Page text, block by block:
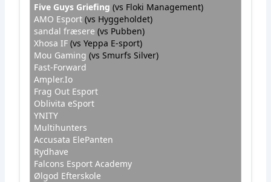
Five Guys Griefing (vs Floki Management)
AMO Esport(vs Hyggeholdet)
sandal fræsere (vs Pubben)
Xhosa IF (vs Yeppa E-sport)
Mou Gaming (vs Smurfs Silver)
Fast-Forward
Ampler.Io
Frag Out Esport
Oblivita eSport
YNITY
Multihunters
Accusata ElePanten
Rydhave
Falcons Esport Academy
Ølgod Efterskole